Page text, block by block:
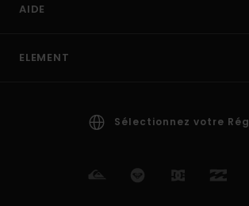
AIDE
ELEMENT
Sélectionnez votre